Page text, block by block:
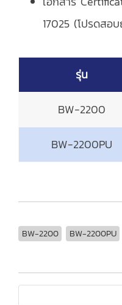
17025 (โปรดสอ
รุ่น
BW-2200
BW-2200PU
BW-2200 BW-2200PU